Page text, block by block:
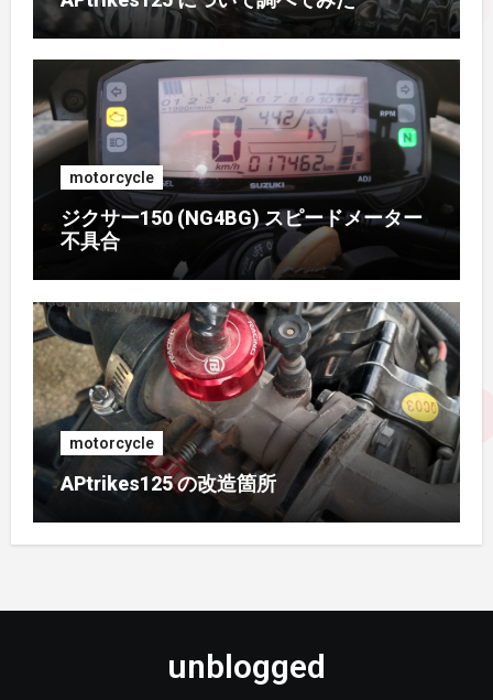
2016年9月 (3)
2016年8月 (2)
2016年7月 (1)
2016年6月 (3)
2016年5月 (4)
2016年4月 (2)
2015年11月 (2)
2015年9月 (3)
2015年8月 (2)
motorcycle
ジクサー150 (NG4BG) スピードメーター
不具合
motorcycle
APtrikes125 の改造箇所
unblogged